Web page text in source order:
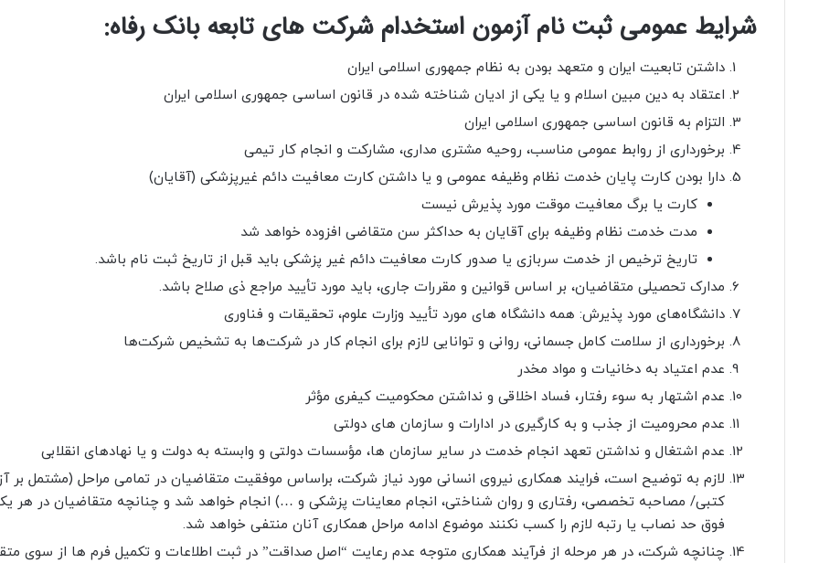
شرایط عمومی ثبت نام آزمون استخدام شرکت های تابعه بانک رفاه:
داشتن تابعیت ایران و متعهد بودن به نظام جمهوری اسلامی ایران
اعتقاد به دین مبین اسلام و یا یکی از ادیان شناخته شده در قانون اساسی جمهوری اسلامی ایران
التزام به قانون اساسی جمهوری اسلامی ایران
برخورداری از روابط عمومی مناسب، روحیه مشتری مداری، مشارکت و انجام کار تیمی
دارا بودن کارت پایان خدمت نظام وظیفه عمومی و یا داشتن کارت معافیت دائم غیرپزشکی (آقایان)
کارت یا برگ معافیت موقت مورد پذیرش نیست
مدت خدمت نظام وظیفه برای آقایان به حداکثر سن متقاضی افزوده خواهد شد
تاریخ ترخیص از خدمت سربازی یا صدور کارت معافیت دائم غیر پزشکی باید قبل از تاریخ ثبت نام باشد.
مدارک تحصیلی متقاضیان، بر اساس قوانین و مقررات جاری، باید مورد تأیید مراجع ذی صلاح باشد.
دانشگاه‌های مورد پذیرش: همه دانشگاه های مورد تأیید وزارت علوم، تحقیقات و فناوری
برخورداری از سلامت کامل جسمانی، روانی و توانایی لازم برای انجام کار در شرکت‌ها به تشخیص شرکت‌ها
عدم اعتیاد به دخانیات و مواد مخدر
عدم اشتهار به سوء رفتار، فساد اخلاقی و نداشتن محکومیت کیفری مؤثر
عدم محرومیت از جذب و به کارگیری در ادارات و سازمان های دولتی
عدم اشتغال و نداشتن تعهد انجام خدمت در سایر سازمان ها، مؤسسات دولتی و وابسته به دولت و یا نهادهای انقلابی
لازم به توضیح است، فرایند همکاری نیروی انسانی مورد نیاز شرکت، براساس موفقیت متقاضیان در تمامی مراحل (مشتمل بر
کتبی/ مصاحبه تخصصی، رفتاری و روان شناختی، انجام معاینات پزشکی و …) انجام خواهد شد و چنانچه متقاضیان در هر
فوق حد نصاب یا رتبه لازم را کسب نکنند موضوع ادامه مراحل همکاری آنان منتفی خواهد شد.
چنانچه شرکت، در هر مرحله از فرآیند همکاری متوجه عدم رعایت “اصل صداقت” در ثبت اطلاعات و تکمیل فرم ها از سوی